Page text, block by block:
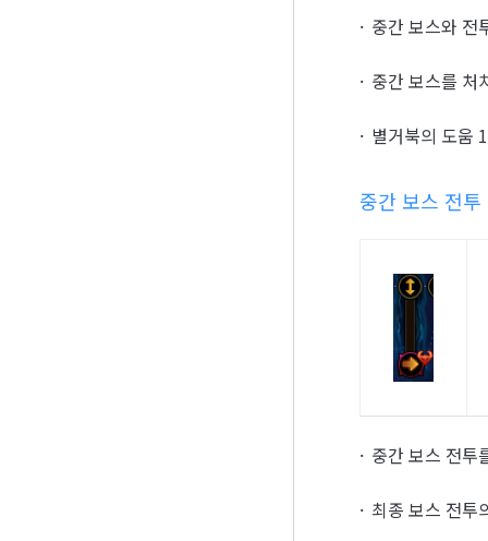
중간 보스와 전
중간 보스를 처
별거북의 도움
중간 보스 전투
중간 보스 전투
최종 보스 전투